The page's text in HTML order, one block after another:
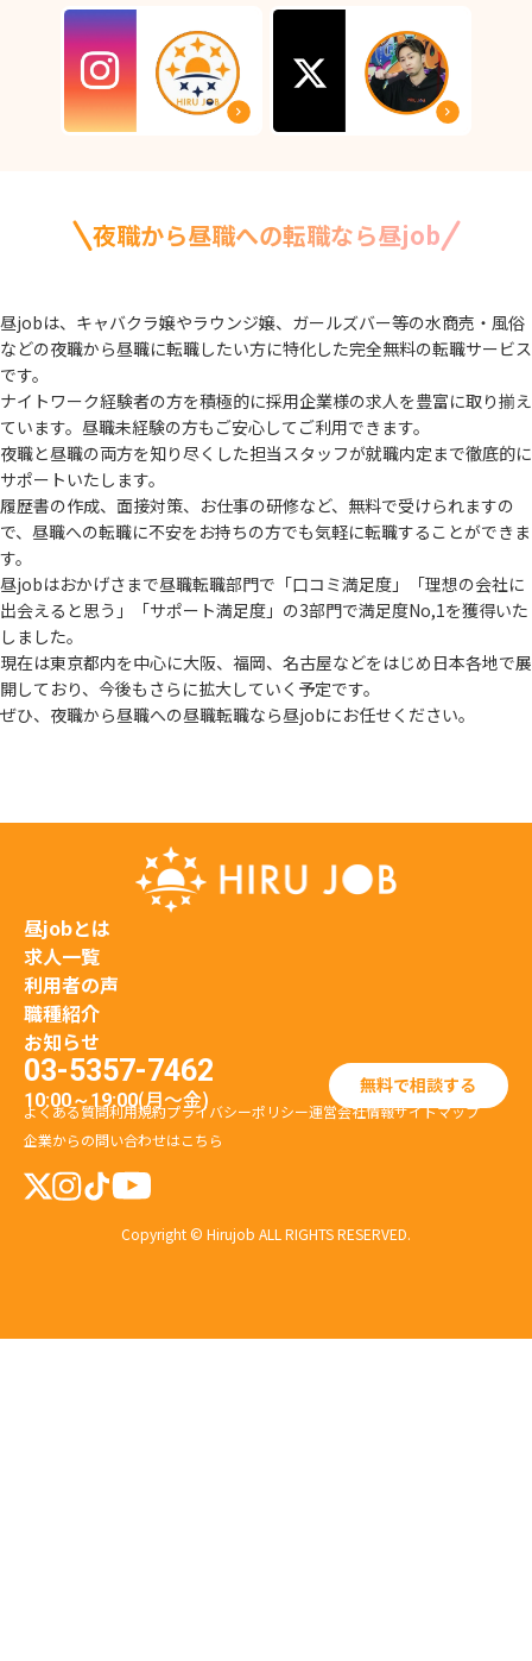
夜職から昼職への転職なら昼job
昼jobは、キャバクラ嬢やラウンジ嬢、ガールズバー等の水商売・風俗
などの夜職から昼職に転職したい方に特化した完全無料の転職サービス
です。
ナイトワーク経験者の方を積極的に採用企業様の求人を豊富に取り揃え
ています。 昼職未経験の方もご安心してご利用できます。
夜職と昼職の両方を知り尽くした担当スタッフが就職内定まで徹底的に
サポートいたします。
履歴書の作成、面接対策、お仕事の研修など、無料で受けられますの
で、 昼職への転職に不安をお持ちの方でも気軽に転職することができま
す。
昼jobはおかげさまで昼職転職部門で「口コミ満足度」「理想の会社に
出会えると思う」
「サポート満足度」の3部門で満足度No,1を獲得いた
しました。
現在は東京都内を中心に大阪、福岡、名古屋などをはじめ日本各地で展
開しており、 今後もさらに拡大していく予定です。
ぜひ、夜職から昼職への昼職転職なら昼jobにお任せください。
昼jobとは
求人一覧
利用者の声
職種紹介
お知らせ
03-5357-7462
10:00～19:00(月〜金) 無料で相談する
よくある質問利用規約プライバシーポリシー運営会社情報サイトマップ
企業からの問い合わせはこちら
Copyright © Hirujob ALL RIGHTS RESERVED.